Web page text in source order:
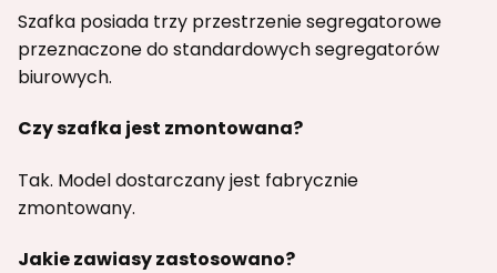
Szafka posiada trzy przestrzenie segregatorowe
przeznaczone do standardowych segregatorów
biurowych.
Czy szafka jest zmontowana?
Tak. Model dostarczany jest fabrycznie
zmontowany.
Jakie zawiasy zastosowano?